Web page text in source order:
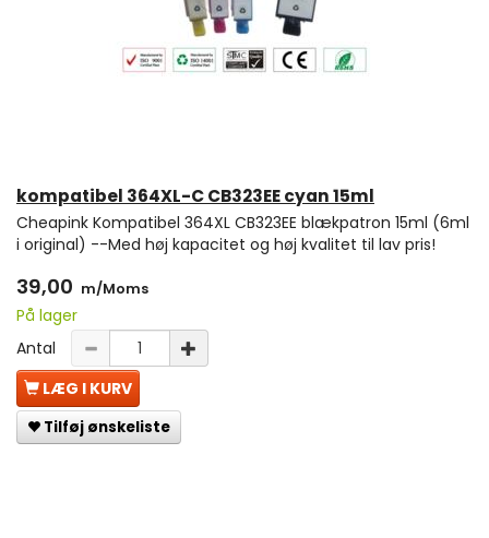
kompatibel 364XL-C CB323EE cyan 15ml
Cheapink Kompatibel 364XL CB323EE blækpatron 15ml (6ml
i original) --Med høj kapacitet og høj kvalitet til lav pris!
39,00 m/Moms
På lager
Antal
LÆG I KURV
Tilføj ønskeliste